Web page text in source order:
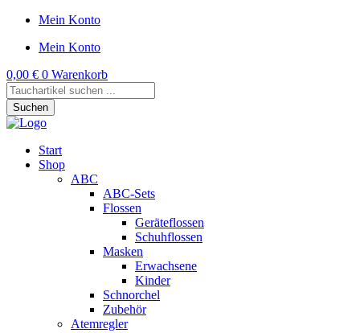
Mein Konto
Mein Konto
0,00 € 0 Warenkorb
Products
search
Suchen
Start
Shop
ABC
ABC-Sets
Flossen
Geräteflossen
Schuhflossen
Masken
Erwachsene
Kinder
Schnorchel
Zubehör
Atemregler